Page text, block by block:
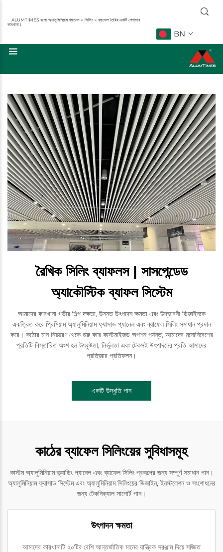
ALUMTIMES হলো অ্যালুমিনিয়াম প্যানেল ※ সিলিং ※ ব্যাফেল তৈরির একটি পেশাদার
কারখানা।
BN
রৈখিক সিলিং ব্যাফলস | সাসপেন্ডেড
অ্যাকৌস্টিক ব্যাফল সিস্টেম
আমাদের কারখানা গভীর শিল্প দক্ষতা, উন্নত উৎপাদন ক্ষমতা এবং উদ্ভাবনী ডিজাইনকে
একত্রিত করে প্রিমিয়াম অ্যালুমিনিয়াম ফ্যাসাড প্যানেল এবং ব্যাফেল সিলিং সমাধান প্রদান
করে। কঠোর মান নিয়ন্ত্রণ থেকে শুরু করে কাস্টমাইজড অপশন পর্যন্ত, আমাদের মনোনিবেশের
প্রতিটি বিস্তারিত অংশ হল উৎকৃষ্টতা, নির্ভুলতা এবং টেকসই উৎপাদনের প্রতি আমাদের
প্রতিজ্ঞার প্রতিফলন।
একটি উদ্ধৃতি পান
কাঠের ব্যাফেল সিলিংয়ের সুবিধাসমূহ
কাস্টম অ্যালুমিনিয়াম ক্ল্যাডিং প্যানেল এবং ব্যাফেল সিলিং প্রকল্পের জন্য সম্পূর্ণ সমাধান পান।
অ্যালুমিনিয়াম ফ্যাসাড সিস্টেম এবং অ্যালুমিনিয়াম সিলিংয়ের ডিজাইন, ইনস্টলেশন ও সংশোধনের
জন্য টেকনিক্যাল সাপোর্ট পান।
উৎপাদন ক্ষমতা
আমাদের কারখানাটি ২০টির বেশি আন্তর্জাতিক মানের যান্ত্রিক সরঞ্জাম দিয়ে সজ্জিত